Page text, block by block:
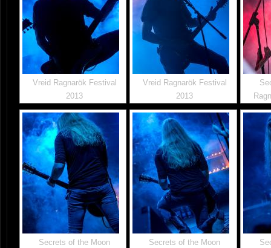
Vreid Ragnarök Festival
2013
Vreid Ragnarök Festival
2013
Secrets of the Moon
Secrets of the Moon